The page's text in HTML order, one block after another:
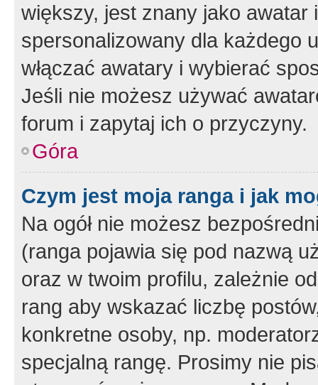
większy, jest znany jako
spersonalizowany dla każdego
włączać awatary i wybierać
Jeśli nie możesz używać
forum i zapytaj ich o przyczyny.
Góra
Czym jest moja ranga i jak
Na ogół nie możesz
(ranga pojawia się pod nazwą
oraz w twoim profilu, zależnie
rang aby wskazać liczbę
konkretne osoby, np.
specjalną rangę. Prosimy nie